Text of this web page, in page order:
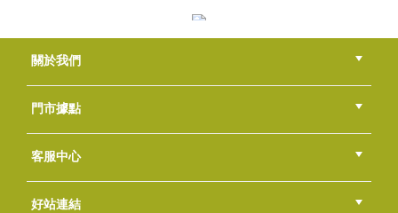
關於我們
公司簡介
品牌故事
最新消息
隱私權聲明
版權聲明
門市據點
總部
北區
中區
南區
東區
海外
客服中心
會員等級
購物流程
訂單查詢
常見問題
海外訂購流程
連絡我們
下載專區
紅利點數
好站連結